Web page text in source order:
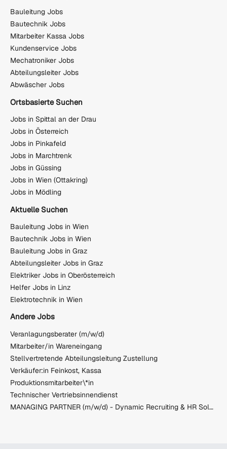
Bauleitung Jobs
Bautechnik Jobs
Mitarbeiter Kassa Jobs
Kundenservice Jobs
Mechatroniker Jobs
Abteilungsleiter Jobs
Abwäscher Jobs
Ortsbasierte Suchen
Jobs in Spittal an der Drau
Jobs in Österreich
Jobs in Pinkafeld
Jobs in Marchtrenk
Jobs in Güssing
Jobs in Wien (Ottakring)
Jobs in Mödling
Aktuelle Suchen
Bauleitung Jobs in Wien
Bautechnik Jobs in Wien
Bauleitung Jobs in Graz
Abteilungsleiter Jobs in Graz
Elektriker Jobs in Oberösterreich
Helfer Jobs in Linz
Elektrotechnik in Wien
Andere Jobs
Veranlagungsberater (m/w/d)
Mitarbeiter/in Wareneingang
Stellvertretende Abteilungsleitung Zustellung
Verkäufer:in Feinkost, Kassa
Produktionsmitarbeiter\*in
Technischer Vertriebsinnendienst
MANAGING PARTNER (m/w/d) - Dynamic Recruiting & HR Solutions